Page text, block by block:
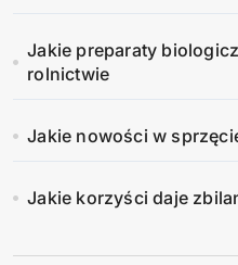
Jakie preparaty
rolnictwie
Jakie nowości w
Jakie korzyści daje